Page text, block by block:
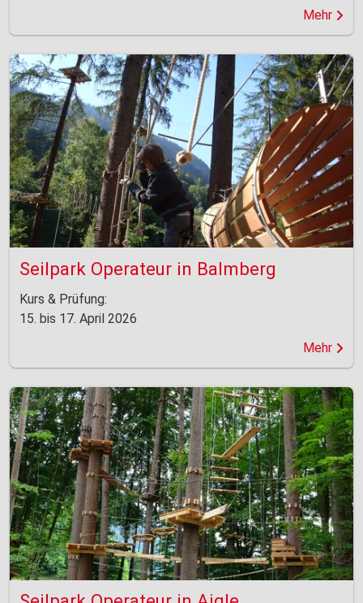
Mehr
Seilpark Operateur in Balmberg
Kurs & Prüfung:
15. bis 17. April 2026
Mehr